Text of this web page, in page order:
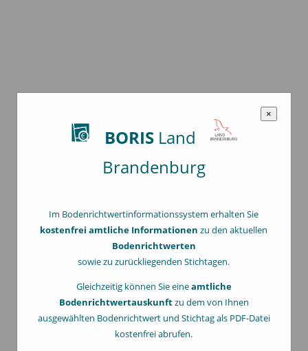
×
BORIS Land
Brandenburg
Im Bodenrichtwertinformationssystem erhalten Sie
kostenfrei amtliche Informationen zu den aktuellen
Bodenrichtwerten
sowie zu zurückliegenden Stichtagen.
Gleichzeitig können Sie eineamtliche
Bodenrichtwertauskunftzu dem von Ihnen
ausgewählten Bodenrichtwert und Stichtag als PDF-Datei
kostenfrei abrufen.